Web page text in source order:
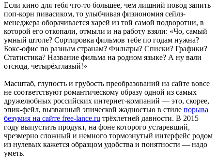
Если кино для тебя что-то большее, чем лишний повод запить
поп-корн пивасиком, то улыбчивая физиономия сейлз-
менеджера оборачивается харей из той самой подворотни, в
которой его откопали, отмыли и на работу взяли: «Чо, самый
умный штоле? Сортировка фильмов тебе по годам нужна?
Бокс-офис по разным странам? Фильтры? Списки? Графики?
Статистика? Название фильма на родном языке? А ну вали
отсюда, четырёхглазый!»
Масштаб, глупость и грубость преобразований на сайте вовсе
не соответствуют романтическому образу одной из самых
дружелюбных российских интернет-компаний — это, скорее,
эпик-фейл, вызванный эпической жадностью в стиле порыва
безумия на сайте free-lance.ru трёхлетней давности. В 2015
году выпустить продукт, на фоне которого устаревший,
чрезмерно сложный и немного тормознутый интерфейс родом
из нулевых кажется образцом удобства и понятности — надо
уметь.